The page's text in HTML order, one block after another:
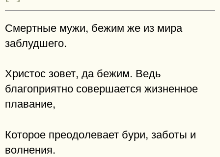
Смертные мужи, бежим же из мира
заблудшего.
Христос зовет, да бежим. Ведь
благоприятно совершается жизненное
плавание,
Которое преодолевает бури, заботы и
волнения.